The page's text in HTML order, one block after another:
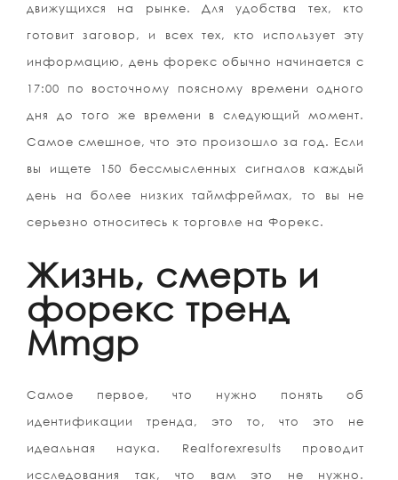
движущихся на рынке. Для удобства тех, кто
готовит заговор, и всех тех, кто использует эту
информацию, день форекс обычно начинается с
17:00 по восточному поясному времени одного
дня до того же времени в следующий момент.
Самое смешное, что это произошло за год. Если
вы ищете 150 бессмысленных сигналов каждый
день на более низких таймфреймах, то вы не
серьезно относитесь к торговле на Форекс.
Жизнь, смерть и
форекс тренд
Mmgp
Самое первое, что нужно понять об
идентификации тренда, это то, что это не
идеальная наука. Realforexresults проводит
исследования так, что вам это не нужно.